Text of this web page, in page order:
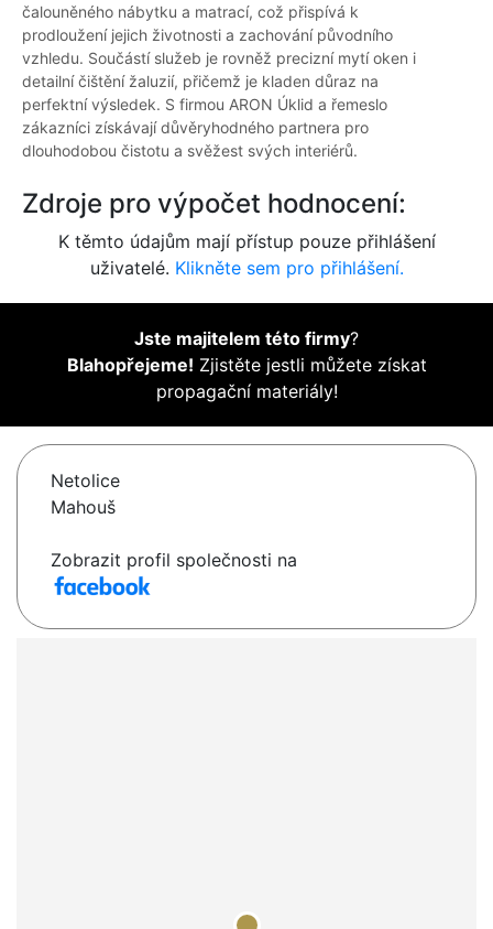
čalouněného nábytku a matrací, což přispívá k
prodloužení jejich životnosti a zachování původního
vzhledu. Součástí služeb je rovněž precizní mytí oken i
detailní čištění žaluzií, přičemž je kladen důraz na
perfektní výsledek. S firmou ARON Úklid a řemeslo
zákazníci získávají důvěryhodného partnera pro
dlouhodobou čistotu a svěžest svých interiérů.
Zdroje pro výpočet hodnocení:
K těmto údajům mají přístup pouze přihlášení
uživatelé. Klikněte sem pro přihlášení.
Jste majitelem této firmy?
Blahopřejeme! Zjistěte jestli můžete získat
propagační materiály!
Netolice
Mahouš
Zobrazit profil společnosti na